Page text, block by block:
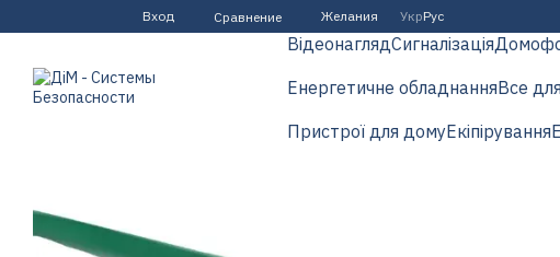
Перейти к основному контенту
Вход Сравнение Желания УкрРус
ВідеонаглядСигналізація
Енергетичне обладнанняВсе
Пристрої для домуЕкіпірування